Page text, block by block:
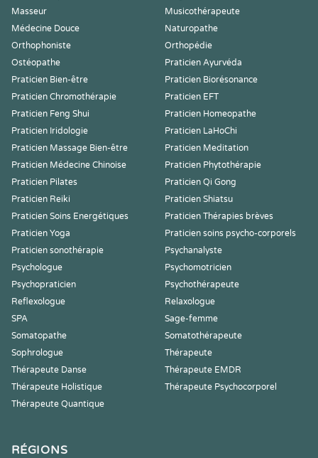
Masseur
Musicothérapeute
Médecine Douce
Naturopathe
Orthophoniste
Orthopédie
Ostéopathe
Praticien Ayurvéda
Praticien Bien-être
Praticien Biorésonance
Praticien Chromothérapie
Praticien EFT
Praticien Feng Shui
Praticien Homeopathe
Praticien Iridologie
Praticien LaHoChi
Praticien Massage Bien-être
Praticien Meditation
Praticien Médecine Chinoise
Praticien Phytothérapie
Praticien Pilates
Praticien Qi Gong
Praticien Reiki
Praticien Shiatsu
Praticien Soins Energétiques
Praticien Thérapies brèves
Praticien Yoga
Praticien soins psycho-corporels
Praticien sonothérapie
Psychanalyste
Psychologue
Psychomotricien
Psychopraticien
Psychothérapeute
Reflexologue
Relaxologue
SPA
Sage-femme
Somatopathe
Somatothérapeute
Sophrologue
Thérapeute
Thérapeute Danse
Thérapeute EMDR
Thérapeute Holistique
Thérapeute Psychocorporel
Thérapeute Quantique
RÉGIONS